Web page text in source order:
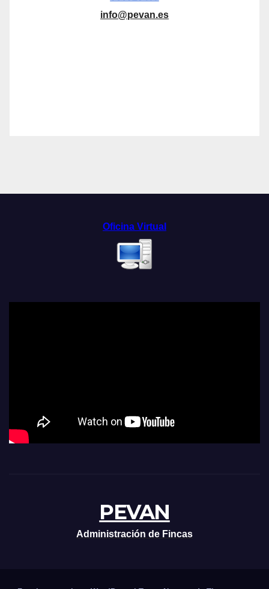
info@pevan.es
Oficina Virtual
PEVAN
Administración de Fincas